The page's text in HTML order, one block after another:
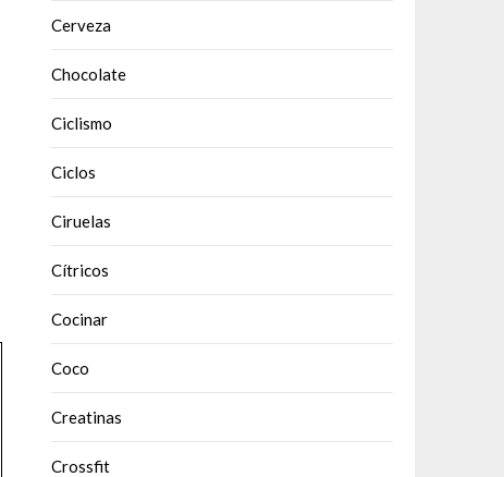
Cerveza
Chocolate
Ciclismo
Ciclos
Ciruelas
Cítricos
Cocinar
Coco
Creatinas
Crossfit